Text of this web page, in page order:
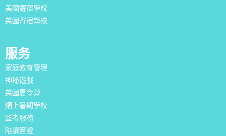
美國寄宿學校
英國寄宿學校
服务
家庭教育管理
神秘遊戲
英國夏令營
網上暑期學校
監考服務
陪讀簽證